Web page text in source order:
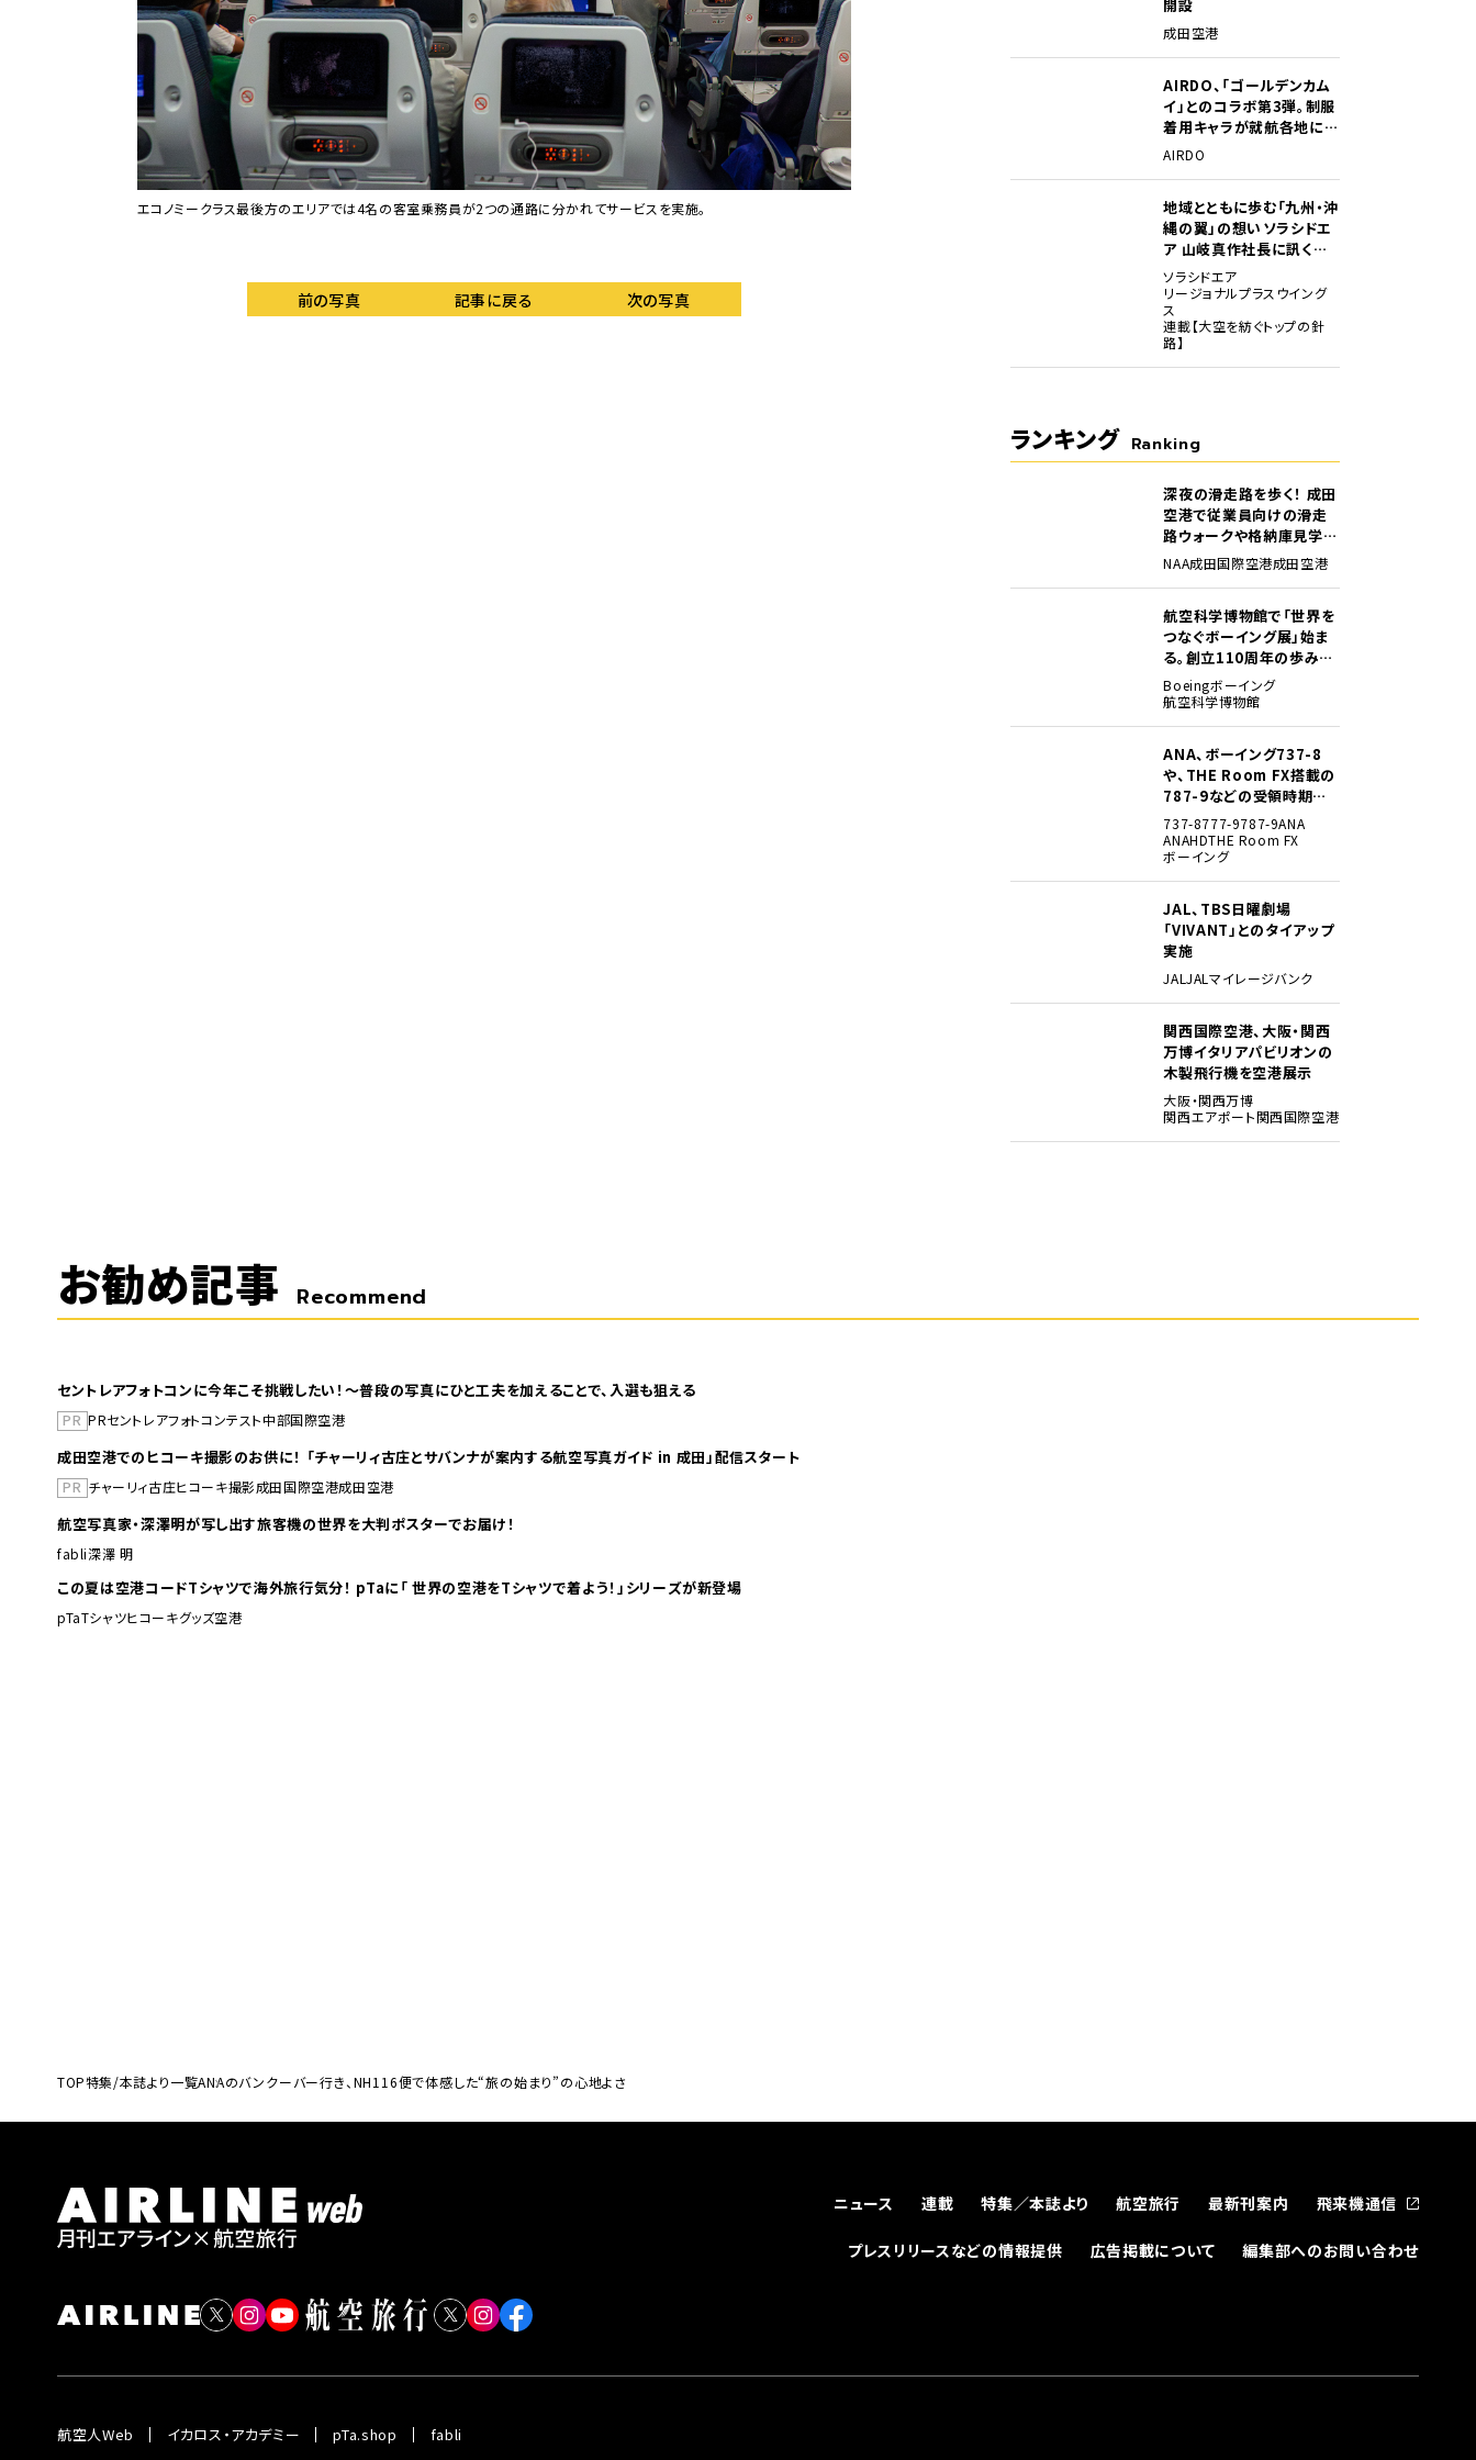
エコノミークラス最後方のエリアでは4名の客室乗務員が2つの通路に分かれてサービスを実施。
前の写真 記事に戻る 次の写真
開設
成田空港
AIRDO、「ゴールデンカム
イ」とのコラボ第3弾。制服
着用キャラが就航各地に登
場
AIRDO
地域とともに歩む「九州・沖
縄の翼」の想い――ソラシドエ
ア 山岐真作社長に訊く就
任1年の手応え
ソラシドエア
リージョナルプラスウイング
ス
連載【大空を紡ぐトップの針
路】
ランキング Ranking
深夜の滑走路を歩く！ 成田
空港で従業員向けの滑走
路ウォークや格納庫見学イ
ベントを初開催
NAA成田国際空港成田空港
航空科学博物館で「世界を
つなぐボーイング展」始ま
る。創立110周年の歩みを
貴重な資料でたどる
Boeingボーイング
航空科学博物館
ANA、ボーイング737-8
や、THE Room FX搭載の
787-9などの受領時期見
込みを明らかに
737-8777-9787-9ANA
ANAHDTHE Room FX
ボーイング
JAL、TBS日曜劇場
「VIVANT」とのタイアップ
実施
JALJALマイレージバンク
関西国際空港、大阪・関西
万博イタリアパビリオンの
木製飛行機を空港展示
大阪・関西万博
関西エアポート関西国際空港
お勧め記事 Recommend
セントレアフォトコンに今年こそ挑戦したい！～普段の写真にひと工夫を加えることで、入選も狙える
PR PRセントレアフォトコンテスト中部国際空港
成田空港でのヒコーキ撮影のお供に！ 「チャーリィ古庄とサバンナが案内する航空写真ガイド in 成田」配信スタート
PR チャーリィ古庄ヒコーキ撮影成田国際空港成田空港
航空写真家・深澤明が写し出す旅客機の世界を大判ポスターでお届け！
fabli深澤 明
この夏は空港コードTシャツで海外旅行気分！ pTaに「 世界の空港をTシャツで着よう！」シリーズが新登場
pTaTシャツヒコーキグッズ空港
TOP特集/本誌より一覧ANAのバンクーバー行き、NH116便で体感した“旅の始まり”の心地よさ
ニュース 連載 特集／本誌より 航空旅行 最新刊案内 飛来機通信
プレスリリースなどの情報提供 広告掲載について 編集部へのお問い合わせ
航空人Web イカロス・アカデミー pTa.shop fabli